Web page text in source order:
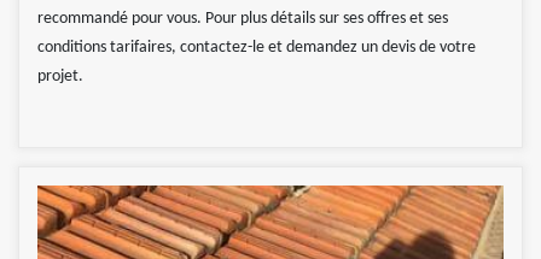
recommandé pour vous. Pour plus détails sur ses offres et ses
conditions tarifaires, contactez-le et demandez un devis de votre
projet.